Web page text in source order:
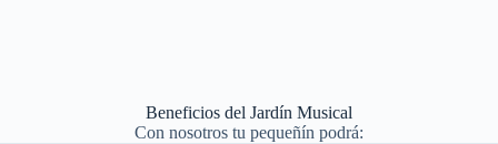
Beneficios del Jardín Musical
Con nosotros tu pequeñín podrá: